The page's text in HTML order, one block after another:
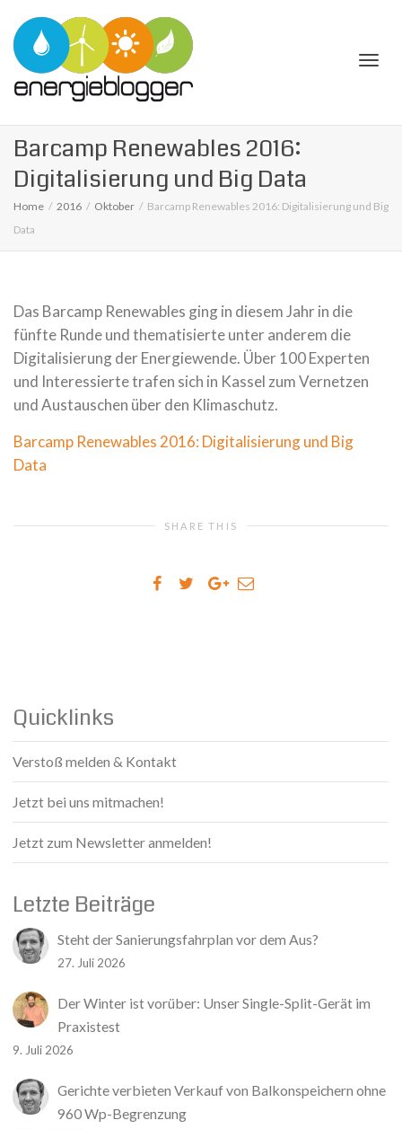
Barcamp Renewables 2016:
Digitalisierung und Big Data
Home 2016 Oktober
Barcamp Renewables 2016: Digitalisierung und Big
Data
Das Barcamp Renewables ging in diesem Jahr in die
fünfte Runde und thematisierte unter anderem die
Digitalisierung der Energiewende. Über 100 Experten
und Interessierte trafen sich in Kassel zum Vernetzen
und Austauschen über den Klimaschutz.
Barcamp Renewables 2016: Digitalisierung und Big
Data
SHARE THIS
Quicklinks
Verstoß melden & Kontakt
Jetzt bei uns mitmachen!
Jetzt zum Newsletter anmelden!
Letzte Beiträge
Steht der Sanierungsfahrplan vor dem Aus?
27. Juli 2026
Der Winter ist vorüber: Unser Single-Split-Gerät im
Praxistest
9. Juli 2026
Gerichte verbieten Verkauf von Balkonspeichern ohne
960 Wp-Begrenzung